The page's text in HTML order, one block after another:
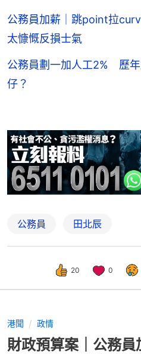
公務員加薪｜跳point拉
太慷慨反損士氣
公務員劃一加人工2% 歷
仔？
公務員 田北辰
20 0
港聞 政情
財政預算案｜公務